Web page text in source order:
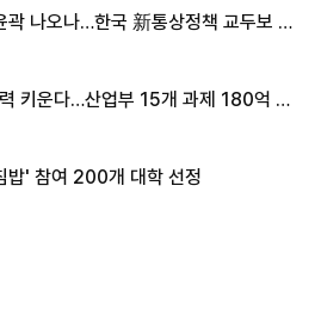
곽 나오나…한국 新통상정책 교두보 활
키운다…산업부 15개 과제 180억 지
밥' 참여 200개 대학 선정